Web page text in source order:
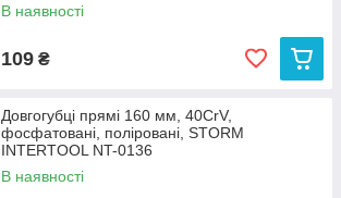
В наявності
109 ₴
Довгогубці прямі 160 мм, 40CrV,
фосфатовані, поліровані, STORM
INTERTOOL NT-0136
В наявності